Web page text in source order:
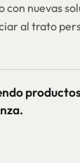
con nuevas
al trato